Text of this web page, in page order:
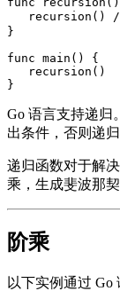
recursion() /
}
func main() {
   recursion()
Go 语言支持递归
出条件，否则递
递归函数对于解
乘，生成斐波那契
阶乘
以下实例通过 Go